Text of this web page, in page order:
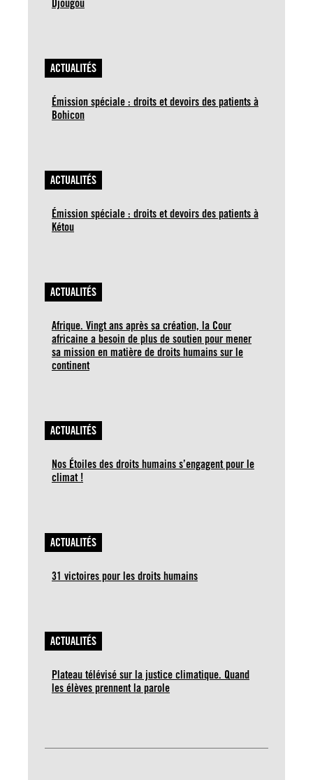
Djougou
ACTUALITÉS
Émission spéciale : droits et devoirs des patients à
Bohicon
ACTUALITÉS
Émission spéciale : droits et devoirs des patients à
Kétou
ACTUALITÉS
Afrique. Vingt ans après sa création, la Cour
africaine a besoin de plus de soutien pour mener
sa mission en matière de droits humains sur le
continent
ACTUALITÉS
Nos Étoiles des droits humains s’engagent pour le
climat !
ACTUALITÉS
31 victoires pour les droits humains
ACTUALITÉS
Plateau télévisé sur la justice climatique. Quand
les élèves prennent la parole